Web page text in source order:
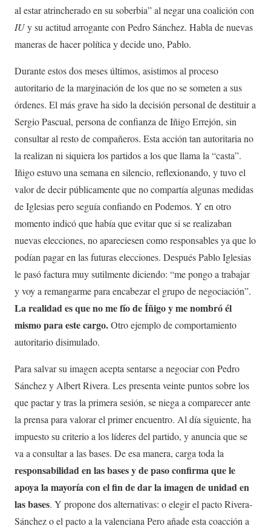
al estar atrincherado en su soberbia” al negar una coalición con
IUy su actitud arrogante con Pedro Sánchez. Habla de nuevas
maneras de hacer política y decide uno, Pablo.
Durante estos dos meses últimos, asistimos al proceso
autoritario de la marginación de los que no se someten a sus
órdenes. El más grave ha sido la decisión personal de destituir a
Sergio Pascual, persona de confianza de Iñigo Errejón, sin
consultar al resto de compañeros. Esta acción tan autoritaria no
la realizan ni siquiera los partidos a los que llama la “casta”.
Iñigo estuvo una semana en silencio, reflexionando, y tuvo el
valor de decir públicamente que no compartía algunas medidas
de Iglesias pero seguía confiando en Podemos. Y en otro
momento indicó que había que evitar que si se realizaban
nuevas elecciones, no apareciesen como responsables ya que lo
podían pagar en las futuras elecciones. Después Pablo Iglesias
le pasó factura muy sutilmente diciendo: “me pongo a trabajar
y voy a remangarme para encabezar el grupo de negociación”.
La realidad es que no me fío de Íñigo y me nombró él
mismo para este cargo.Otro ejemplo de comportamiento
autoritario disimulado.
Para salvar su imagen acepta sentarse a negociar con Pedro
Sánchez y Albert Rivera. Les presenta veinte puntos sobre los
que pactar y tras la primera sesión, se niega a comparecer ante
la prensa para valorar el primer encuentro. Al día siguiente, ha
impuesto su criterio a los líderes del partido, y anuncia que se
va a consultar a las bases. De esa manera, carga toda la
responsabilidad en las bases y de paso confirma que le
apoya la mayoría con el fin de dar la imagen de unidad en
las bases. Y propone dos alternativas: o elegir el pacto Rivera-
Sánchez o el pacto a la valenciana Pero añade esta coacción a